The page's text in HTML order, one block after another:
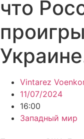
что
Vintarez
11/07/2024
16:00
Западный мир